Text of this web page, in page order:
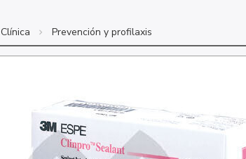
Clínica Prevención y profilaxis